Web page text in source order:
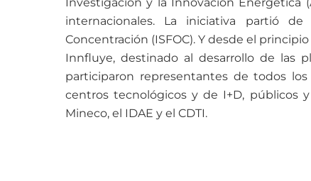
internacionales. La iniciativa partió
Concentración (ISFOC). Y desde el
Innfluye, destinado al desarrollo de las
participaron representantes de todos
centros tecnológicos y de I+D, públicos
Mineco, el IDAE y el CDTI.